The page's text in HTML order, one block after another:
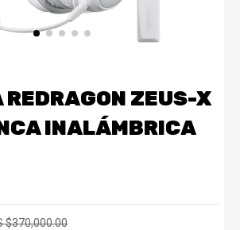
ZEUS-X
INALÁMBRICA
$370,000.00